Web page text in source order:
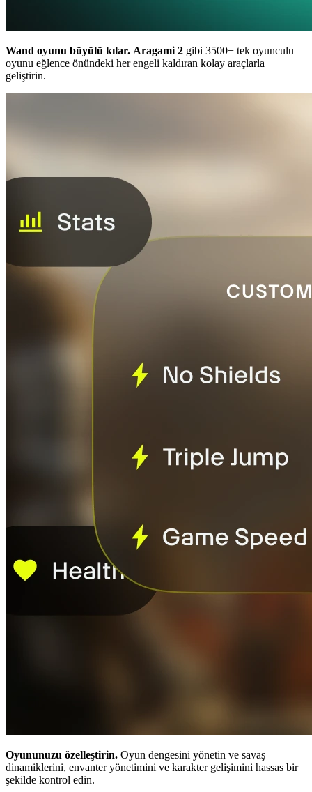
Wand oyunu büyülü kılar. Aragami 2 gibi 3500+ tek oyunculu
oyunu eğlence önündeki her engeli kaldıran kolay araçlarla
geliştirin.
Oyununuzu özelleştirin. Oyun dengesini yönetin ve savaş
dinamiklerini, envanter yönetimini ve karakter gelişimini hassas bir
şekilde kontrol edin.